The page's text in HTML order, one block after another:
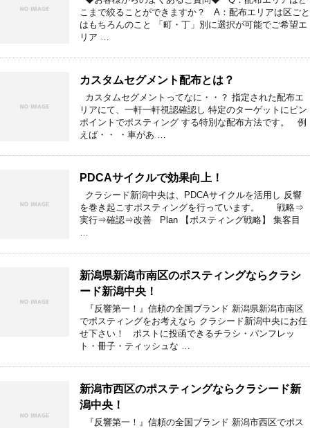
こまで絞ることができますか？ A：配布エリアは区ごと
はもちろんのこと 「町・丁」別に選択が可能でご希望エ
リア …
カスタムセグメント配布とは？
カスタムセグメントってなに・・？ 指定された配布エ
リアにて、一軒一軒視認確認し 特定のターゲットにピン
ポイントでポスティング する特別な配布方法です。 例
えば・・ ・車があ …
PDCAサイクルで効果向上！
クラシード新潟中央は、PDCAサイクルを活用し 反響
を巻き起こすポスティングを行っています。 戦略⇒
実行⇒確認⇒改善 Plan 【ポスティング戦略】 集客目
新潟県新潟市南区のポスティングならクラシ
ード新潟中央！
『反響第一！』信頼の全国ブランド 新潟県新潟市南区
でポスティングをお考えなら クラシード新潟中央にお任
せ下さい！ ポストに投函できるチラシ・パンフレッ
ト・冊子・ティッシュな …
新潟市西区のポスティングならクラシード新
潟中央！
『反響第一！』信頼の全国ブランド 新潟市西区でポス